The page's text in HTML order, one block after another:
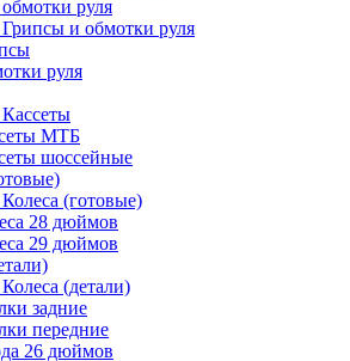
руля
и обмотки руля
руля
МТБ
шоссейные
(готовые)
28 дюймов
29 дюймов
(детали)
задние
передние
26 дюймов